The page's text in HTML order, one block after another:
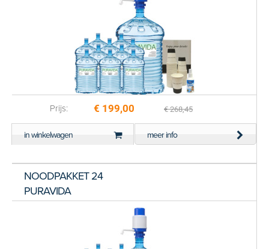
Prijs: € 199,00 € 268,45
in winkelwagen meer info
NOODPAKKET 24
PURAVIDA